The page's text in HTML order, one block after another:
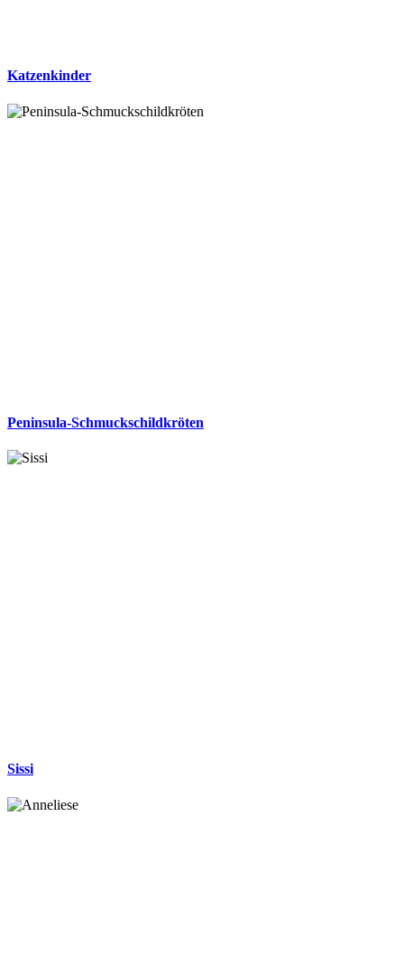
Katzenkinder
Peninsula-Schmuckschildkröten
Sissi